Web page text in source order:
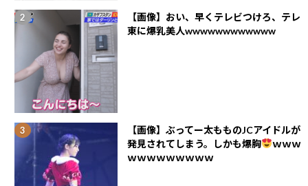
【画像】おい、早くテレビつけろ、テレ
東に爆乳美人wwwwwwwwwwww
【画像】ぶってー太もものJCアイドルが
発見されてしまう。しかも爆胸
ｗｗｗ
ｗｗｗｗｗｗｗｗｗ